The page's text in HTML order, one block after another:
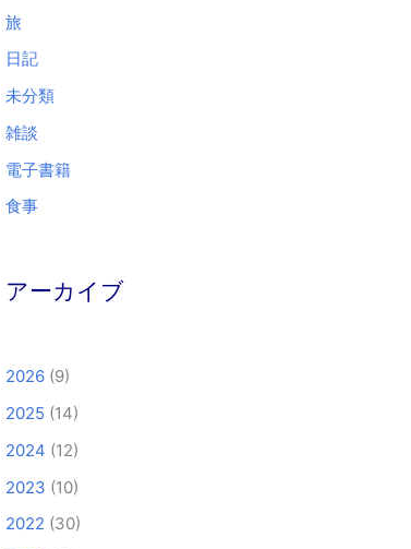
旅
日記
未分類
雑談
電子書籍
食事
アーカイブ
2026 (9)
2025 (14)
2024 (12)
2023 (10)
2022 (30)